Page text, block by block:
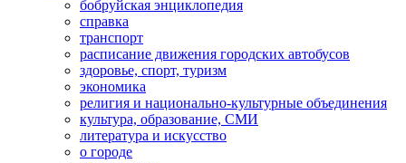
бобруйская энциклопедия
справка
транспорт
расписание движения городских автобусов
здоровье, спорт, туризм
экономика
религия и национально-культурные объединения
культура, образование, СМИ
литература и искусство
о городе